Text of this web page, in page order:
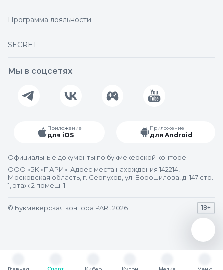
Программа лояльности
SECRET
Мы в соцсетях
Приложение
для iOS
Приложение
для Android
Официальные документы по букмекерской конторе
ООО «БК «ПАРИ». Адрес места нахождения 142214,
Московская область, г. Серпухов, ул. Ворошилова, д. 147 стр.
1, этаж 2 помещ. 1
© Букмекерская контора PARI. 2026 18+